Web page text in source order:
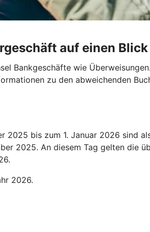
auf einen Blick
Bankgeschäfte wie
zu den abweichenden
bis zum 1. Januar 2026 sind
2025. An diesem Tag gelten die
2026.